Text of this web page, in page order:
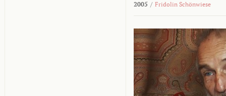
2005 / Fridolin Schönwiese